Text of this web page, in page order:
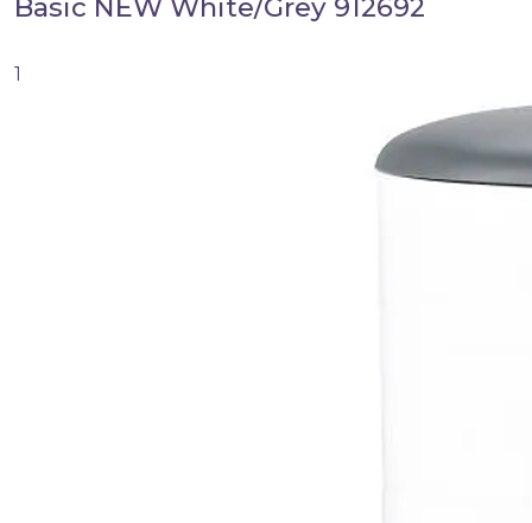
Basic NEW White/Grey 912692
1